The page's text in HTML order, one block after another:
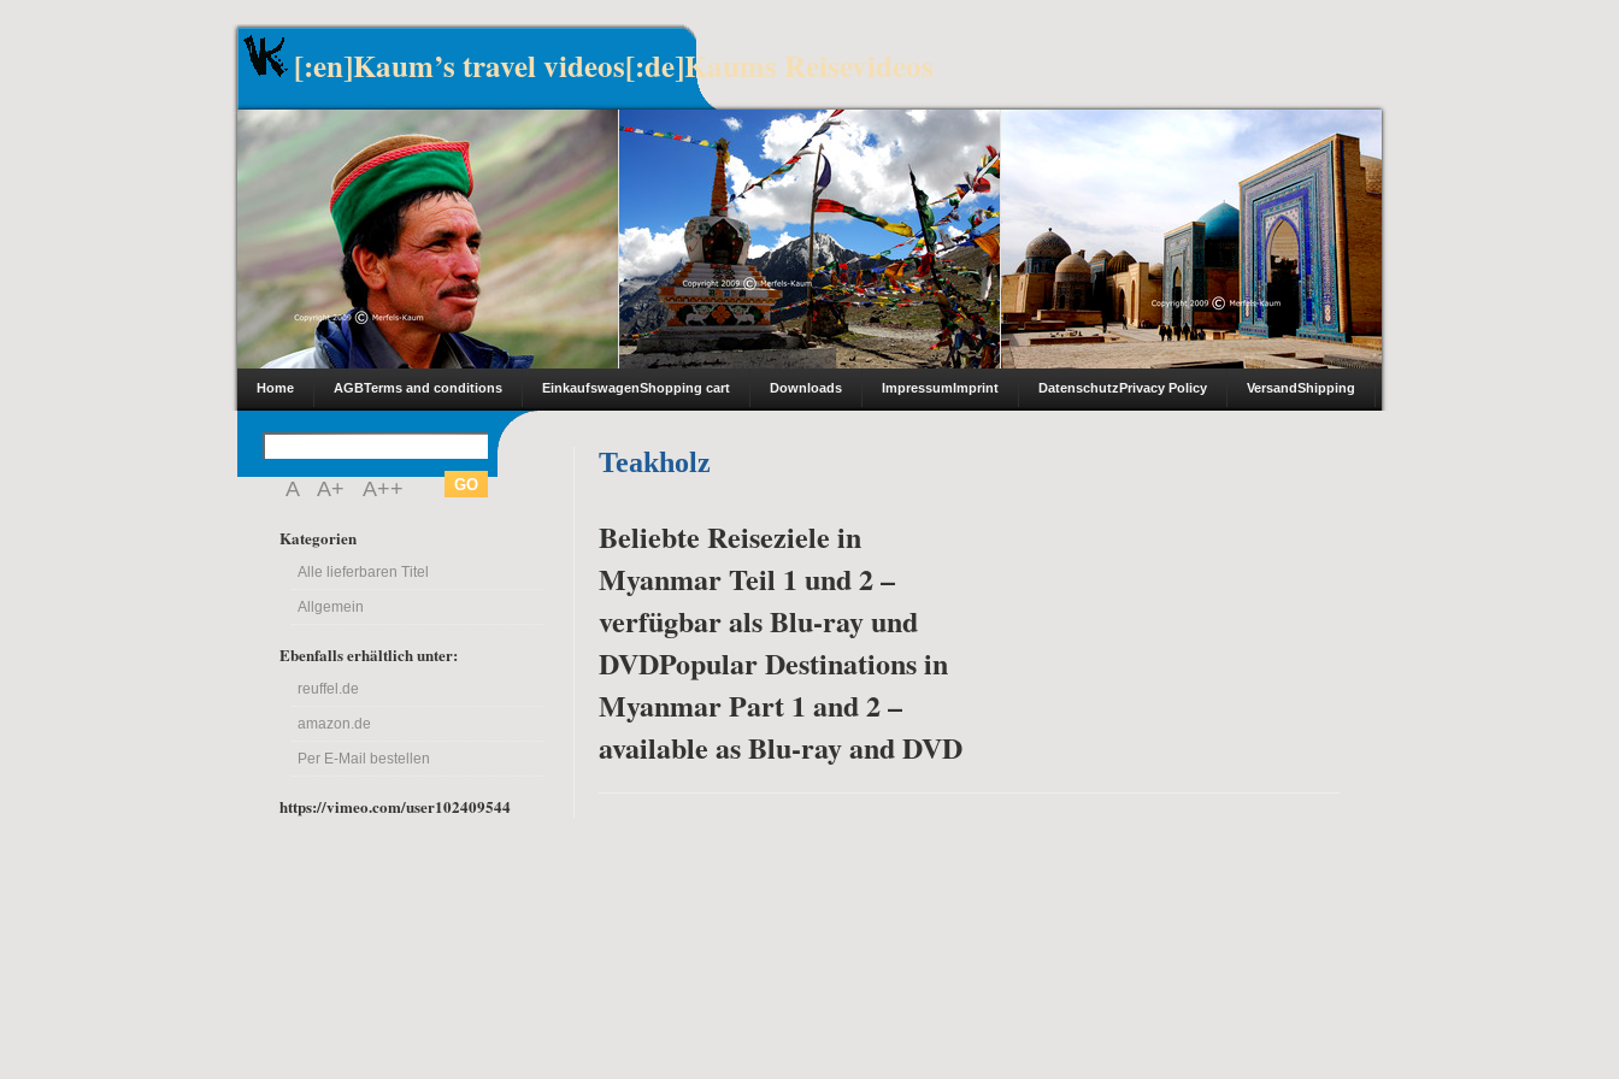
[:en]Kaum’s travel videos[:de]Kaums Reisevideos
Home AGBTerms and conditions EinkaufswagenShopping cart Downloads ImpressumImprint DatenschutzPrivacy Policy VersandShipping
A A+ A++
Kategorien
Alle lieferbaren Titel
Allgemein
Ebenfalls erhältlich unter:
reuffel.de
amazon.de
Per E-Mail bestellen
https://vimeo.com/user102409544
Teakholz
Beliebte Reiseziele in
Myanmar Teil 1 und 2 –
verfügbar als Blu-ray und
DVDPopular Destinations in
Myanmar Part 1 and 2 –
available as Blu-ray and DVD